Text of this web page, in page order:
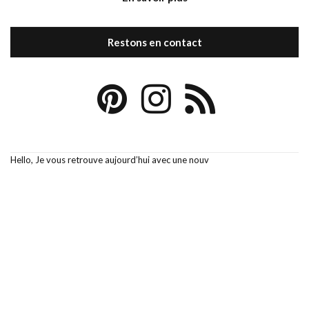
Restons en contact
Hello, Je vous retrouve aujourd’hui avec une nouv